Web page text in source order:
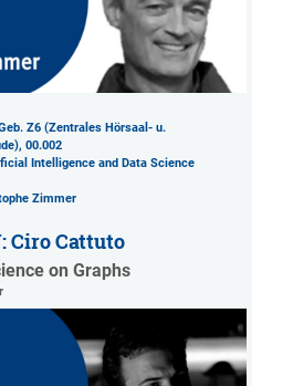
Z6 (Zentrales Hörsaal- u.
, 00.002
Intelligence and Data Science
Zimmer
Ciro Cattuto
on Graphs